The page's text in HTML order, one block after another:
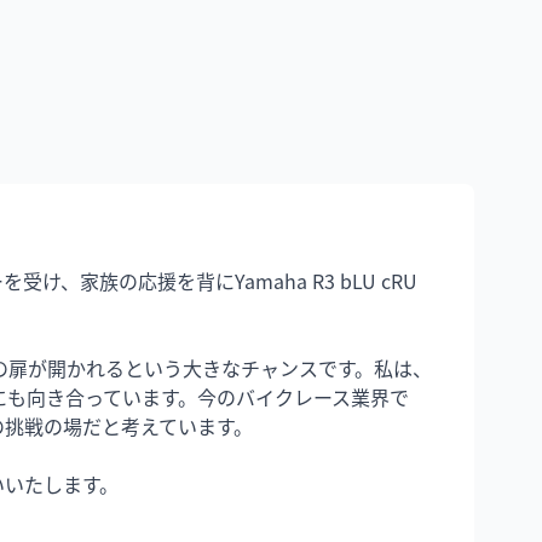
受け、家族の応援を背にYamaha R3 bLU cRU
が開かれるという大きなチャンスです。私は、
向き合っています。今のバイクレース業界で
戦の場だと考えています。
たします。